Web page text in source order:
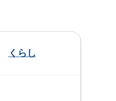
くらし